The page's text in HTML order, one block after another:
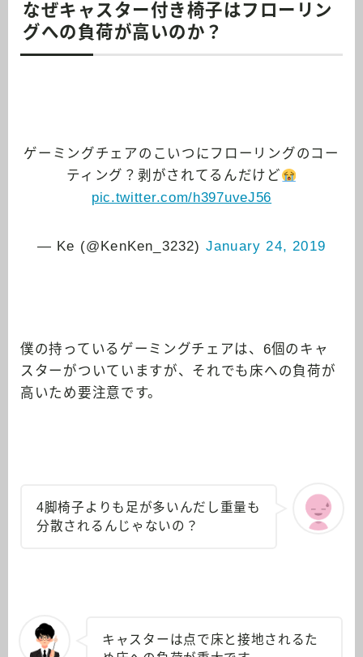
なぜキャスター付き椅子はフローリン
グへの負荷が高いのか？
ゲーミングチェアのこいつにフローリングのコー
ティング？剥がされてるんだけど
pic.twitter.com/h397uveJ56
— Ke (@KenKen_3232) January 24, 2019
僕の持っているゲーミングチェアは、6個のキャ
スターがついていますが、それでも床への負荷が
高いため要注意です。
4脚椅子よりも足が多いんだし重量も
分散されるんじゃないの？
キャスターは点で床と接地されるた